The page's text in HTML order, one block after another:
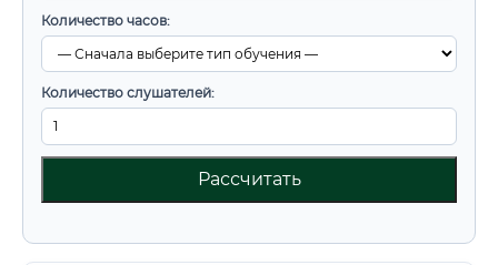
Количество часов:
Количество слушателей:
Рассчитать